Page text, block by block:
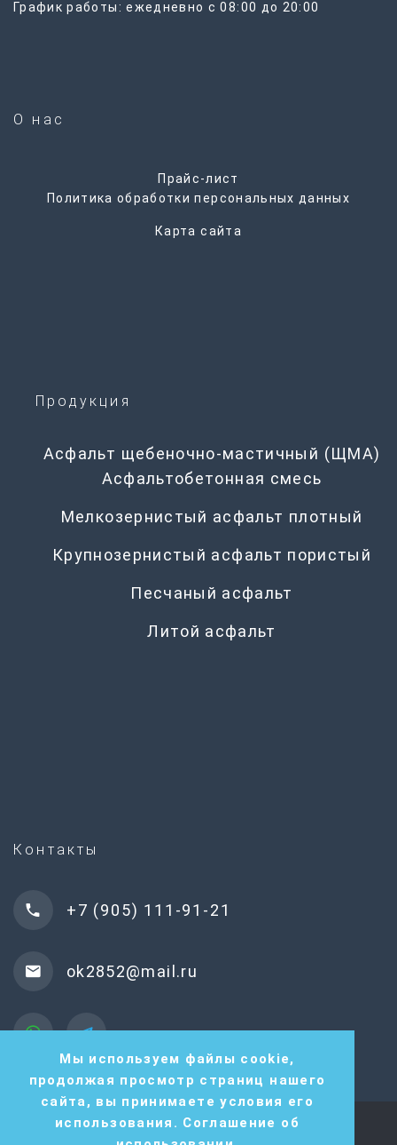
График работы: ежедневно с 08:00 до 20:00
О нас
Прайс-лист
Политика обработки персональных данных
Карта сайта
Продукция
Асфальт щебеночно-мастичный (ЩМА)
Асфальтобетонная смесь
Мелкозернистый асфальт плотный
Крупнозернистый асфальт пористый
Песчаный асфальт
Литой асфальт
Контакты
+7 (905) 111-91-21
ok2852@mail.ru
Разработка и продвижение сайта —
Мы используем файлы cookie,
продолжая просмотр страниц нашего
сайта, вы принимаете условия его
использования. Соглашение об